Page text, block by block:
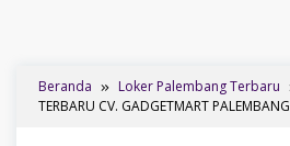
Beranda Loker Palembang Terbaru
TERBARU CV. GADGETMART PALEMBANG